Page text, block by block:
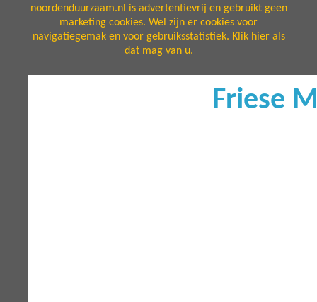
noordenduurzaam.nl is advertentievrij en gebruikt geen
marketing cookies. Wel zijn er cookies voor
navigatiegemak en voor gebruiksstatistiek. Klik hier als
dat mag van u.
Friese